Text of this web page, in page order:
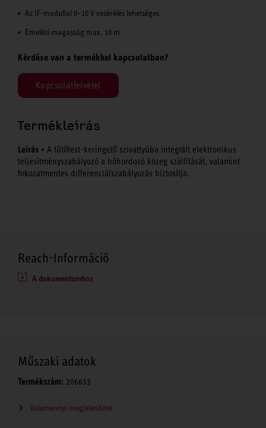
Az IF-modullal 0–10 V vezérélés lehetséges
Emelési magasság max. 10 m
Kérdése van a termékkel kapcsolatban?
Kapcsolatfelvétel
Termékleírás
Leírás • A fűtőtest-keringető szivattyúba integrált elektronikus
teljesítményszabályozó a hőhordozó közeg szállítását, valamint
fokozatmentes differenciálszabályozás biztosítja.
Reach-Információ
A dokumentumhoz
Műszaki adatok
Termékszám: 206633
Valamennyi megjelenítése